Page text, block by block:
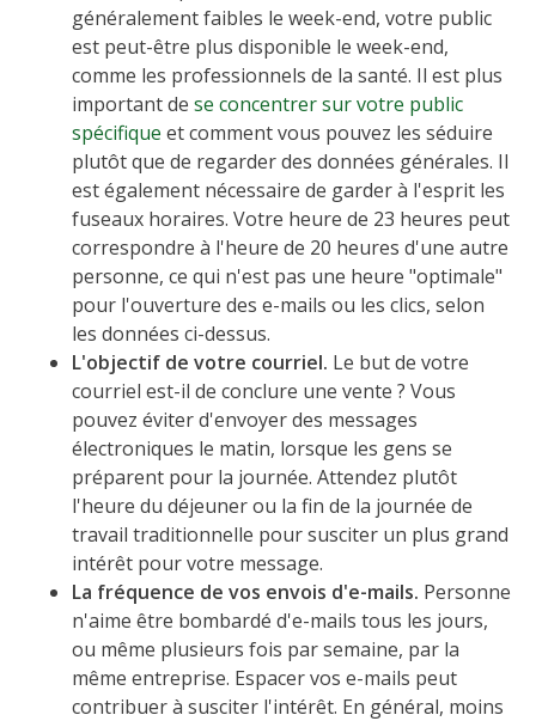
généralement faibles le week-end, votre public
est peut-être plus disponible le week-end,
comme les professionnels de la santé. Il est plus
important de se concentrer sur votre public
spécifique et comment vous pouvez les séduire
plutôt que de regarder des données générales. Il
est également nécessaire de garder à l'esprit les
fuseaux horaires. Votre heure de 23 heures peut
correspondre à l'heure de 20 heures d'une autre
personne, ce qui n'est pas une heure "optimale"
pour l'ouverture des e-mails ou les clics, selon
les données ci-dessus.
L'objectif de votre courriel. Le but de votre
courriel est-il de conclure une vente ? Vous
pouvez éviter d'envoyer des messages
électroniques le matin, lorsque les gens se
préparent pour la journée. Attendez plutôt
l'heure du déjeuner ou la fin de la journée de
travail traditionnelle pour susciter un plus grand
intérêt pour votre message.
La fréquence de vos envois d'e-mails. Personne
n'aime être bombardé d'e-mails tous les jours,
ou même plusieurs fois par semaine, par la
même entreprise. Espacer vos e-mails peut
contribuer à susciter l'intérêt. En général, moins